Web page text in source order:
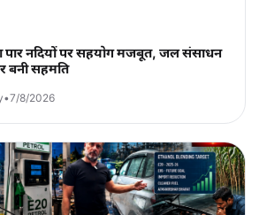
पार नदियों पर सहयोग मजबूत, जल संसाधन
बनी सहमति
•7/8/2026